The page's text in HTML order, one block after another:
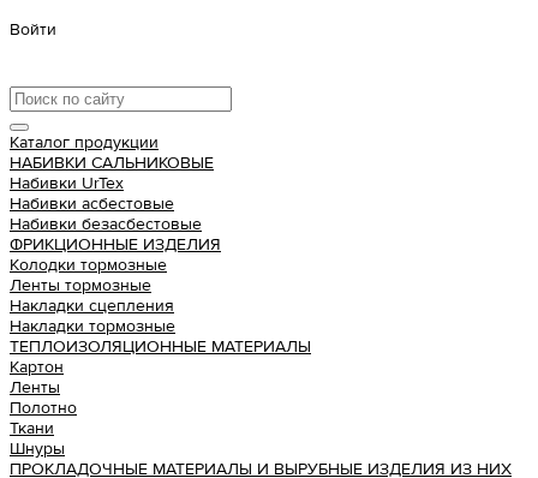
Войти
Каталог продукции
НАБИВКИ САЛЬНИКОВЫЕ
Набивки UrTex
Набивки асбестовые
Набивки безасбестовые
ФРИКЦИОННЫЕ ИЗДЕЛИЯ
Колодки тормозные
Ленты тормозные
Накладки сцепления
Накладки тормозные
ТЕПЛОИЗОЛЯЦИОННЫЕ МАТЕРИАЛЫ
Картон
Ленты
Полотно
Ткани
Шнуры
ПРОКЛАДОЧНЫЕ МАТЕРИАЛЫ И ВЫРУБНЫЕ ИЗДЕЛИЯ ИЗ НИХ